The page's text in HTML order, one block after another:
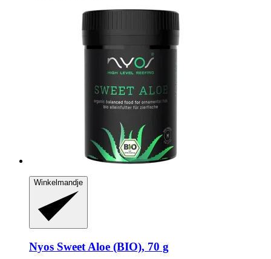
Winkelmandje
Nyos Sweet Aloe (BIO), 70 g